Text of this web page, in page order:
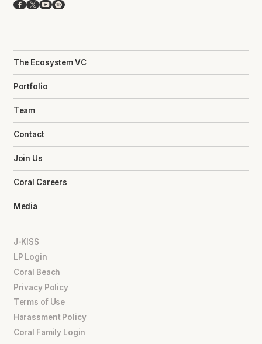
Facebook
X YouTube
Spotify
The Ecosystem VC
Portfolio
Team
Contact
Join Us
Coral Careers
Media
J-KISS
LP Login
Coral Beach
Privacy Policy
Terms of Use
Harassment Policy
Coral Family Login